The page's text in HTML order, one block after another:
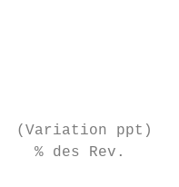
(Variation ppt)
  % des Rev.